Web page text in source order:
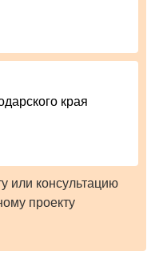
края
или консультацию
проекту